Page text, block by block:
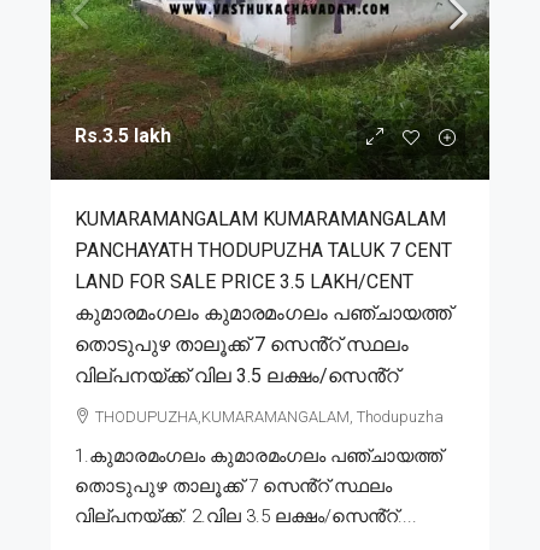
Rs.3.5 lakh
KUMARAMANGALAM KUMARAMANGALAM
PANCHAYATH THODUPUZHA TALUK 7 CENT
LAND FOR SALE PRICE 3.5 LAKH/CENT
കുമാരമംഗലം കുമാരമംഗലം പഞ്ചായത്ത്
തൊടുപുഴ താലൂക്ക് 7 സെൻ്റ് സ്ഥലം
വില്പനയ്ക്ക് വില 3.5 ലക്ഷം/സെൻ്റ്
THODUPUZHA,KUMARAMANGALAM, Thodupuzha
1.കുമാരമംഗലം കുമാരമംഗലം പഞ്ചായത്ത്
തൊടുപുഴ താലൂക്ക് 7 സെൻ്റ് സ്ഥലം
വില്പനയ്ക്ക്. 2.വില 3.5 ലക്ഷം/സെൻ്റ്....